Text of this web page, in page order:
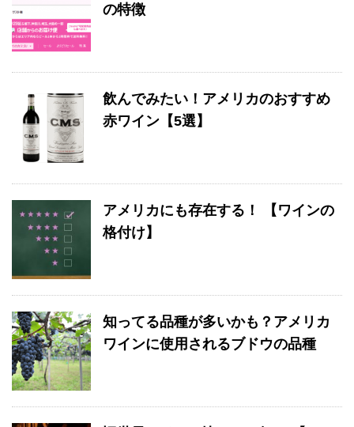
の特徴
飲んでみたい！アメリカのおすすめ
赤ワイン【5選】
アメリカにも存在する！ 【ワインの
格付け】
知ってる品種が多いかも？アメリカ
ワインに使用されるブドウの品種